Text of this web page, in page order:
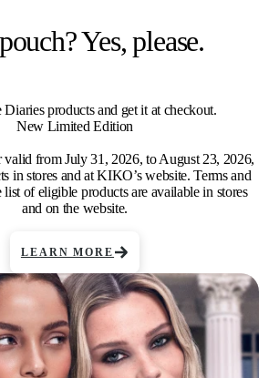
Yes, please.
products and get it at checkout.
New Limited Edition
from July 31, 2026, to August 23, 2026,
in stores and at KIKO’s website. Terms and
of eligible products are available in stores
and on the website.
LEARN MORE